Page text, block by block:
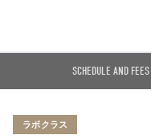
SCHEDULE AND FEES
ラボクラス